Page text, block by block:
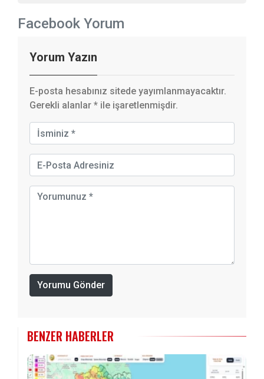
Facebook Yorum
Yorum Yazın
E-posta hesabınız sitede yayımlanmayacaktır.
Gerekli alanlar * ile işaretlenmişdir.
Yorumu Gönder
BENZER HABERLER